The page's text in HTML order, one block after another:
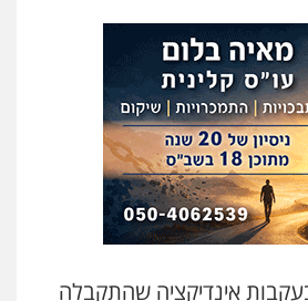
זילברשטיין
פשיעה חמורה מעצרים וחקירות
– משרד עו"ד
אינדיקציה שהתקבלה